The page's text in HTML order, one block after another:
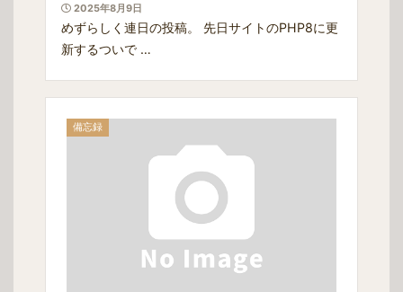
2025年8月9日
めずらしく連日の投稿。 先日サイトのPHP8に更
新するついで …
備忘録